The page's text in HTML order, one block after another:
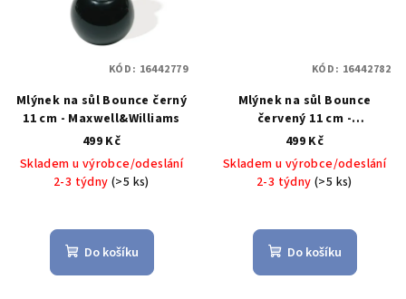
Mlýnek na sůl Bounce černý
11 cm - Maxwell&Williams
499 Kč
Skladem u výrobce/odeslání
2-3 týdny(>5 ks)
Do košíku
KÓD: 16442779
Mlýnek na sůl Bounce
červený 11 cm -
Maxwell&Williams
499 Kč
Skladem u výrobce/odeslání
2-3 týdny(>5 ks)
Do košíku
KÓD: 16442782